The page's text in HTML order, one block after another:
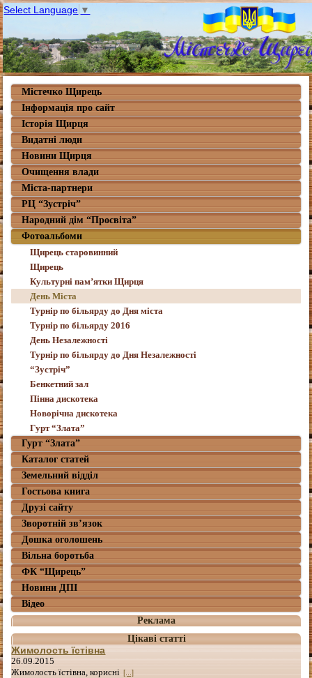
Select Language ▼
Містечко Щирець
Інформація про сайт
Історія Щирця
Видатні люди
Новини Щирця
Очищення влади
Міста-партнери
РЦ “Зустріч”
Народний дім “Просвіта”
Фотоальбоми
Щирець старовинний
Щирець
Культурні пам’ятки Щирця
День Міста
Турнір по більярду до Дня міста
Турнір по більярду 2016
День Незалежності
Турнір по більярду до Дня Незалежності
“Зустріч”
Бенкетний зал
Пінна дискотека
Новорічна дискотека
Гурт “Злата”
Гурт “Злата”
Каталог статей
Земельний відділ
Гостьова книга
Друзі сайту
Зворотній зв’язок
Дошка оголошень
Вільна боротьба
ФК “Щирець”
Новини ДПІ
Відео
Реклама
Цікаві статті
Жимолость їстівна
26.09.2015
Жимолость їстівна, корисні [...]